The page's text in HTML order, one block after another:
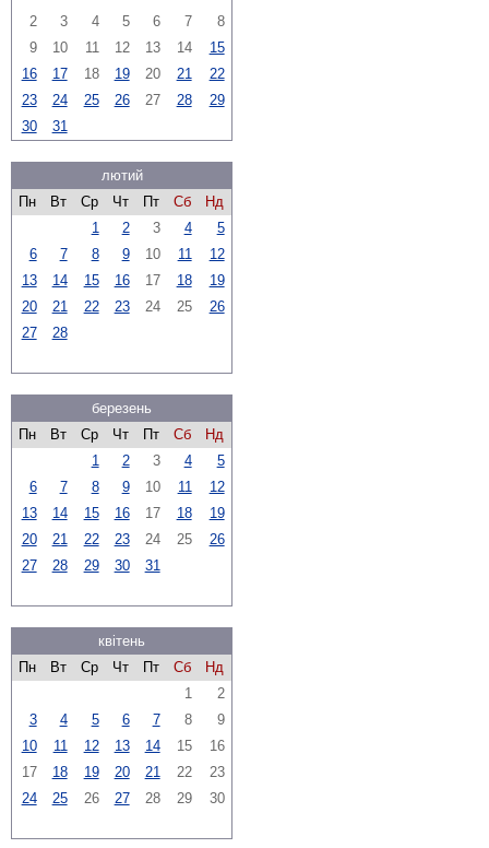
2
3 4 5 6 7
8
9
10 11 12 13 14
15
16
17 18 19 20 21
22
23
24 25 26 27 28
29
30
31
лютий
Пн
Вт Ср Чт Пт Сб
Нд
1
2 3 4
5
6
7 8 9 10 11
12
13
14 15 16 17 18
19
20
21 22 23 24 25
26
27
28
березень
Пн
Вт Ср Чт Пт Сб
Нд
1
2 3 4
5
6
7 8 9 10 11
12
13
14 15 16 17 18
19
20
21 22 23 24 25
26
27
28 29 30 31
квітень
Пн
Вт Ср Чт Пт Сб
Нд
1
2
3
4 5 6 7 8
9
10
11 12 13 14 15
16
17
18 19 20 21 22
23
24
25 26 27 28 29 30